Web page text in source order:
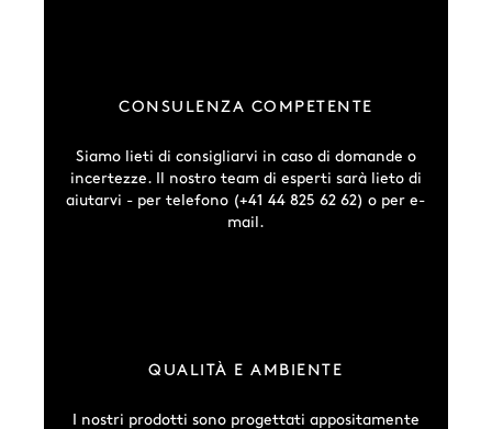
CONSULENZA COMPETENTE
Siamo lieti di consigliarvi in caso di domande o
incertezze. Il nostro team di esperti sarà lieto di
aiutarvi - per telefono (+41 44 825 62 62) o per e-
mail.
QUALITÀ E AMBIENTE
I nostri prodotti sono progettati appositamente